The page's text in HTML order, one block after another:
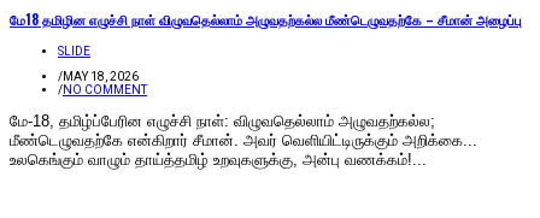
மே18 தமிழின எழுச்சி நாள் விழுவதெல்லாம் அழுவதற்கல்ல மீண்டெழுவதற்கே – சீமான் அழைப்பு
SLIDE
/MAY 18, 2026
/NO COMMENT
மே-18, தமிழ்ப்பேரின எழுச்சி நாள்: விழுவதெல்லாம் அழுவதற்கல்ல;
மீண்டெழுவதற்கே என்கிறார் சீமான். அவர் வெளியிட்டிருக்கும் அறிக்கை...
உலகெங்கும் வாழும் தாய்த்தமிழ் உறவுகளுக்கு, அன்பு வணக்கம்!...